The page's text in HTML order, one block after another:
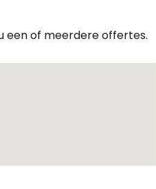
een of meerdere offertes.